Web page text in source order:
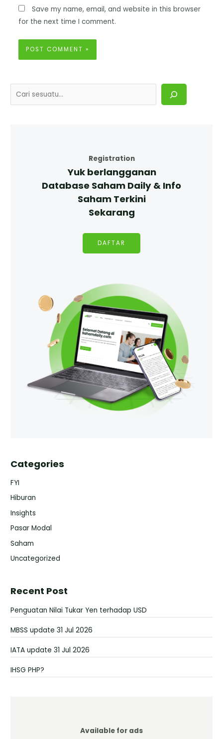
Save my name, email, and website in this browser
for the next time I comment.
Registration
Yuk berlangganan
Database Saham Daily & Info
Saham Terkini
Sekarang
DAFTAR
Categories
FYI
Hiburan
Insights
Pasar Modal
Saham
Uncategorized
Recent Post
Penguatan Nilai Tukar Yen terhadap USD
MBSS update 31 Jul 2026
IATA update 31 Jul 2026
IHSG PHP?
Available for ads